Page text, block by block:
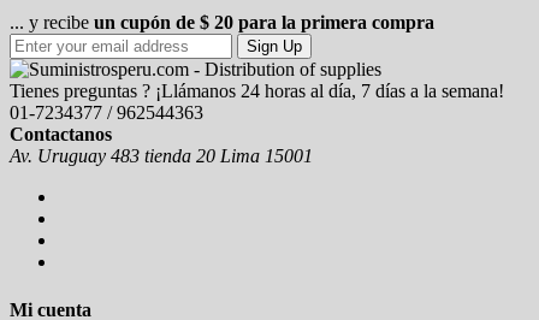
... y recibe un cupón de $ 20 para la primera compra
Sign Up
Tienes preguntas ? ¡Llámanos 24 horas al día, 7 días a la semana!
01-7234377 / 962544363
Contactanos
Av. Uruguay 483 tienda 20 Lima 15001
Mi cuenta